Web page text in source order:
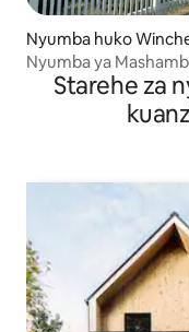
Nyumba huko
Nyumba ya
ya SpaStarehe za